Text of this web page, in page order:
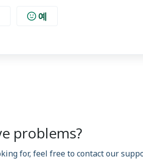
예
problems?
for, feel free to contact our